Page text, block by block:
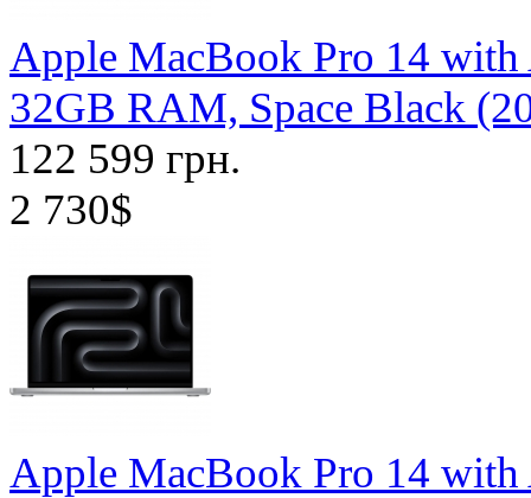
Apple MacBook Pro 14
32GB RAM, Space Black
122 599 грн.
2 730$
Apple MacBook Pro 14